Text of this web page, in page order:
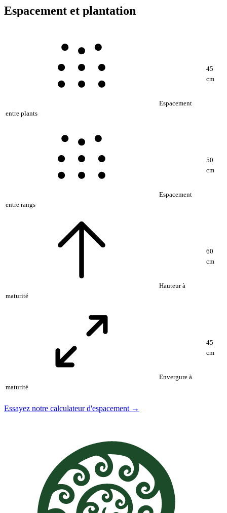
Espacement et plantation
Espacement
entre plants
45
cm
Espacement
entre rangs
50
cm
Hauteur à
maturité
60
cm
Envergure à
maturité
45
cm
Essayez notre calculateur d'espacement →